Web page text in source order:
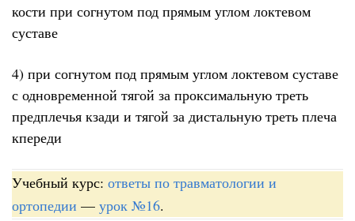
кости при согнутом под прямым углом локтевом
суставе
4) при согнутом под прямым углом локтевом суставе
с одновременной тягой за проксимальную треть
предплечья кзади и тягой за дистальную треть плеча
кпереди
Учебный курс: ответы по травматологии и
ортопедии — урок №16.